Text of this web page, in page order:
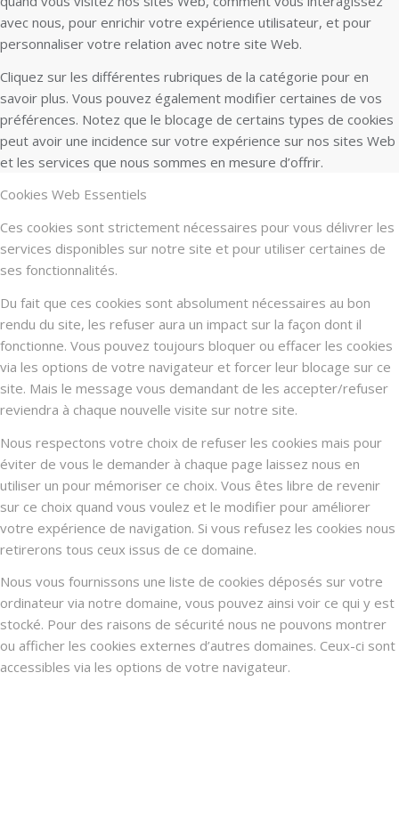
avec nous, pour enrichir votre expérience utilisateur, et pour
personnaliser votre relation avec notre site Web.
Cliquez sur les différentes rubriques de la catégorie pour en
savoir plus. Vous pouvez également modifier certaines de vos
préférences. Notez que le blocage de certains types de cookies
peut avoir une incidence sur votre expérience sur nos sites Web
et les services que nous sommes en mesure d’offrir.
Cookies Web Essentiels
Ces cookies sont strictement nécessaires pour vous délivrer les
services disponibles sur notre site et pour utiliser certaines de
ses fonctionnalités.
Du fait que ces cookies sont absolument nécessaires au bon
rendu du site, les refuser aura un impact sur la façon dont il
fonctionne. Vous pouvez toujours bloquer ou effacer les cookies
via les options de votre navigateur et forcer leur blocage sur ce
site. Mais le message vous demandant de les accepter/refuser
reviendra à chaque nouvelle visite sur notre site.
Nous respectons votre choix de refuser les cookies mais pour
éviter de vous le demander à chaque page laissez nous en
utiliser un pour mémoriser ce choix. Vous êtes libre de revenir
sur ce choix quand vous voulez et le modifier pour améliorer
votre expérience de navigation. Si vous refusez les cookies nous
retirerons tous ceux issus de ce domaine.
Nous vous fournissons une liste de cookies déposés sur votre
ordinateur via notre domaine, vous pouvez ainsi voir ce qui y est
stocké. Pour des raisons de sécurité nous ne pouvons montrer
ou afficher les cookies externes d’autres domaines. Ceux-ci sont
accessibles via les options de votre navigateur.